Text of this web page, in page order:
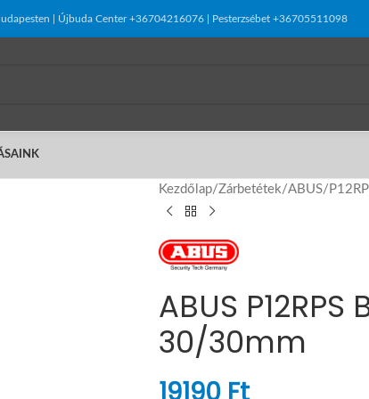
| Újbuda Center +36704216076 | Pesterzsébet +36705511098
Kezdőlap/Zárbetétek/ABUS/
ABUS
30/30mm